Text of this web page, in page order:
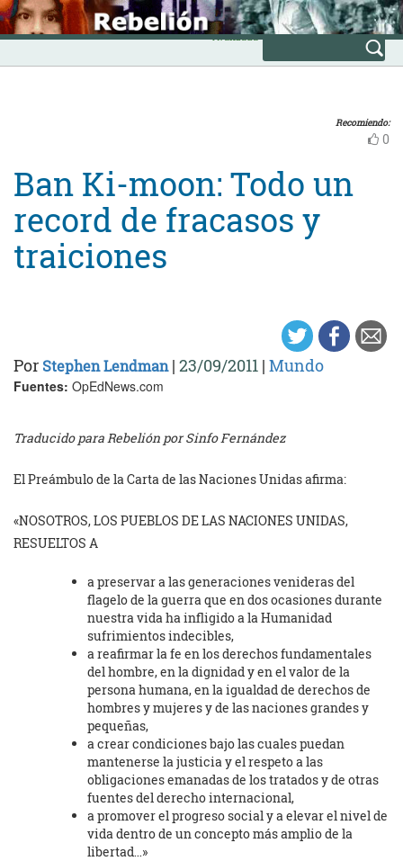
Skip
to
content
INICIO
Avanzada
Recomiendo:
0
Ban Ki-moon: Todo un
record de fracasos y
traiciones
Por Stephen Lendman| 23/09/2011 | Mundo
Fuentes: OpEdNews.com
Traducido para Rebelión por Sinfo Fernández
El Preámbulo de la Carta de las Naciones Unidas afirma:
«NOSOTROS, LOS PUEBLOS DE LAS NACIONES UNIDAS,
RESUELTOS A
a preservar a las generaciones venideras del
flagelo de la guerra que en dos ocasiones durante
nuestra vida ha infligido a la Humanidad
sufrimientos indecibles,
a reafirmar la fe en los derechos fundamentales
del hombre, en la dignidad y en el valor de la
persona humana, en la igualdad de derechos de
hombres y mujeres y de las naciones grandes y
pequeñas,
a crear condiciones bajo las cuales puedan
mantenerse la justicia y el respeto a las
obligaciones emanadas de los tratados y de otras
fuentes del derecho internacional,
a promover el progreso social y a elevar el nivel de
vida dentro de un concepto más amplio de la
libertad…»